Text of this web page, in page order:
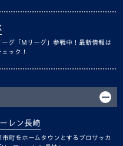
ーグ「Mリーグ」参戦中！最新情報は
ック！
レン長崎
市町をホームタウンとするプロサッカ